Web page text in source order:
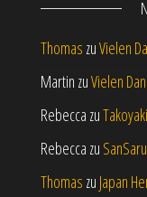
Thomas zuVielen
Martin zuVielen
Rebecca zu
Rebecca zu
Thomas zu Japan